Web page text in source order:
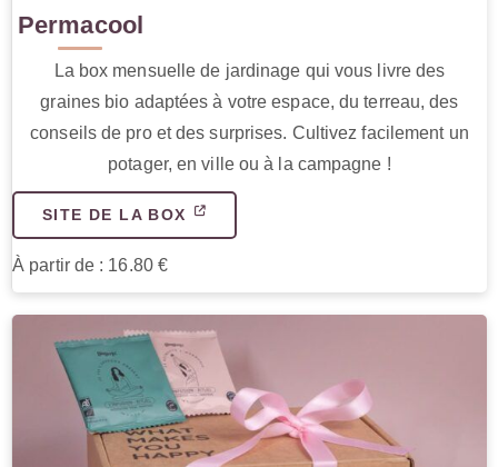
Permacool
La box mensuelle de jardinage qui vous livre des
graines bio adaptées à votre espace, du terreau, des
conseils de pro et des surprises. Cultivez facilement un
potager, en ville ou à la campagne !
SITE DE LA BOX
À partir de : 16.80 €